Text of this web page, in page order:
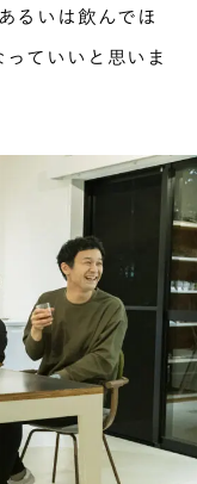
るいは飲んでほ
ていいと思いま